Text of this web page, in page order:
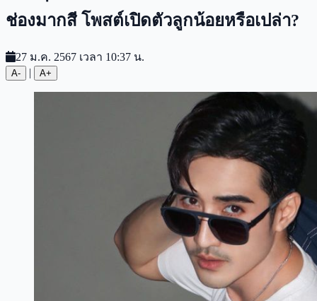
ช่องมากสี โพสต์เปิดตัวลูกน้อยหรือเปล่า?
27 ม.ค. 2567 เวลา 10:37 น.
A- | A+